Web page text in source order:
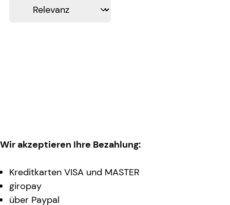
Wir akzeptieren Ihre Bezahlung:
Kreditkarten VISA und MASTER
giropay
über Paypal